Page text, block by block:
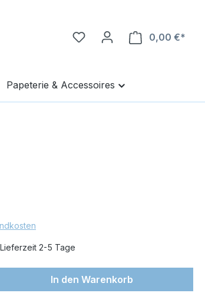
0,00 €*
Papeterie & Accessoires
2-5 Tage
den gewünschten Wert
In den Warenkorb